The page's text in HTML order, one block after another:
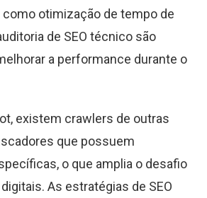
como otimização de tempo de
de SEO técnico são
a performance durante o
existem crawlers de outras
que possuem
o que amplia o desafio
As estratégias de SEO